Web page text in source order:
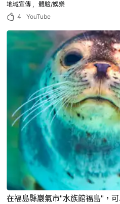
地域宣傳
體驗/娛樂
4
YouTube
在福島縣巖氣市"水族館福島"，